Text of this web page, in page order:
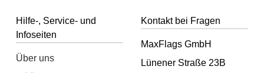
Hilfe-, Service- und
Infoseiten
Über uns
Kontakt bei Fragen
MaxFlags GmbH
Lünener Straße 23B